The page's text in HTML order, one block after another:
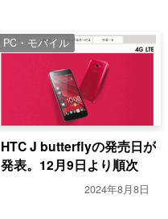
PC・モバイル
HTC J butterflyの発売日が
発表。12月9日より順次
2024年8月8日